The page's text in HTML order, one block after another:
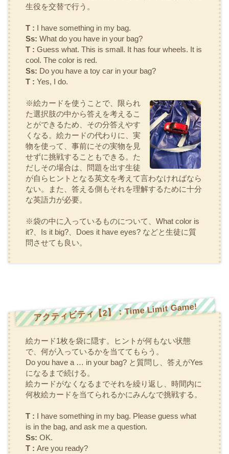
生役を交替で行う。
T : I have something in my bag.
Ss: What do you have in your bag?
T : Guess what. This is small. It has four wheels. It is
cool. The color is red.
Ss: Do you have a toy car in your bag?
T : Yes, I do.
※絵カードを使うことで、限られ
た選択肢の中から答えを考えるこ
とができるため、その分答えやす
くなる。絵カードの代わりに、実
物を使って、事前にその実物を見
せずに挑戦することもできる。た
だしその場合は、問題を出す生徒
が自らヒントとなる英文を考えて言わなければなら
ない。また、答える側もそれを理解するために十分
な英語力が必要。
※袋の中に入っているものについて、 What color is
it?、Is it big?、Does it have eyes?などと生徒に質
問させても良い。
アクティビティ【2】：Time Limit Game!
絵カード1枚を袋に隠す。ヒントが何もない状態
で、何が入っているかを当ててもらう。
Do you have a … in your bag?と質問し、答えがYes
になるまで続ける。
絵カードがなくなるまでそれを繰り返し、時間内に
何枚絵カードを当てられるかにみんなで挑戦する。
T : I have something in my bag. Please guess what
is in the bag, and ask me a question.
Ss: OK.
T : Are you ready?